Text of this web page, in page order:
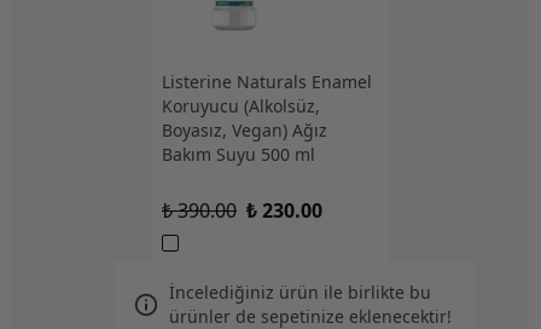
Listerine Naturals Enamel
Koruyucu (Alkolsüz,
Boyasız, Vegan) Ağız
Bakım Suyu 500 ml
₺ 390.00 ₺ 230.00
İncelediğiniz ürün ile birlikte bu
ürünler de sepetinize eklenecektir!